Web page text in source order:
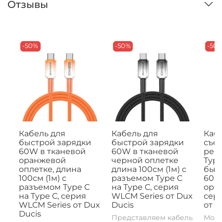
Отзывы
-50%
Кабель для
быстрой зарядки
60W в тканевой
оранжевой
оплетке, длина
100см (1м) с
разъемом Type C
на Type C, серия
WLCM Series от Dux
Ducis
-50%
Кабель для
быстрой зарядки
60W в тканевой
черной оплетке
длина 100см (1м) с
разъемом Type C
на Type C, серия
WLCM Series от Dux
Ducis
Представляем кабель
-
от